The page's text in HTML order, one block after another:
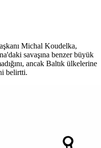
Michal Koudelka,
savaşına benzer büyük
ancak Baltık ülkelerine
belirtti.